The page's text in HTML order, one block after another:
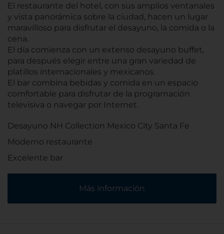
El restaurante del hotel, con sus amplios ventanales
y vista panorámica sobre la ciudad, hacen un lugar
maravilloso para disfrutar el desayuno, la comida o la
cena.
El día comienza con un extenso desayuno buffet,
para después elegir entre una gran variedad de
platillos internacionales y mexicanos.
El bar combina bebidas y comida en un espacio
comfortable para disfrutar de la programación
televisiva o navegar por Internet.
Desayuno NH Collection Mexico City Santa Fe
Moderno restaurante
Excelente bar
Más información